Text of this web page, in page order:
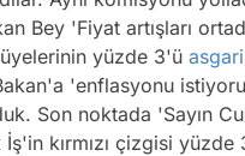
Bey 'Fiyat artışları
yüzde 3'ü
'enflasyonu
Son noktada 'Sayın
kırmızı çizgisi